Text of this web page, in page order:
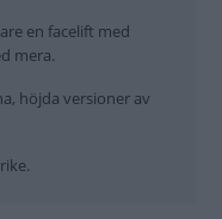
en facelift med
mera.
höjda versioner av